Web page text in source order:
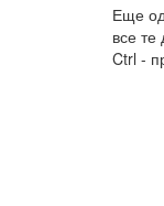
Еще
все
Ctrl -